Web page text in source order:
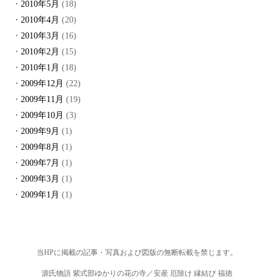
2010年5月 (18)
2010年4月 (20)
2010年3月 (16)
2010年2月 (15)
2010年1月 (18)
2009年12月 (22)
2009年11月 (19)
2009年10月 (3)
2009年9月 (1)
2009年8月 (1)
2009年7月 (1)
2009年3月 (1)
2009年1月 (1)
当HPに掲載の記事・写真および図版の無断転載を禁じます。
源氏物語 紫式部ゆかりの花の寺／安産 厄除け 縁結び 福徳